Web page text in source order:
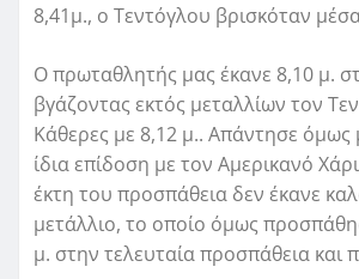
8,41μ., ο Τεντόγλου βρισκόταν
Ο πρωταθλητής μας έκανε 8,10 μ.
βγάζοντας εκτός μεταλλίων τον
Κάθερες με 8,12 μ.. Απάντησε όμως
ίδια επίδοση με τον Αμερικανό
έκτη του προσπάθεια δεν έκανε
μετάλλιο, το οποίο όμως
μ. στην τελευταία προσπάθεια και